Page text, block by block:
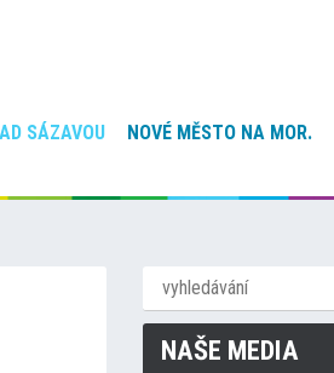
SÁZAVOU NOVÉ MĚSTO NA MOR.
NAŠE MEDIA